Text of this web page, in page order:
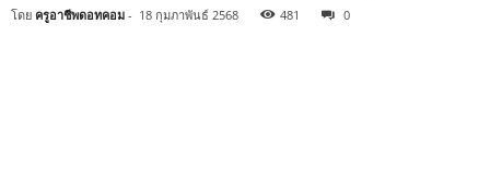
โดย ครูอาชีพดอทคอม - 18 กุมภาพันธ์ 2568 481 0